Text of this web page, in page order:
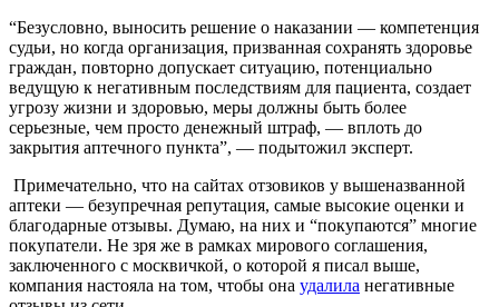
“Безусловно, выносить решение о наказании — компетенция
судьи, но когда организация, призванная сохранять здоровье
граждан, повторно допускает ситуацию, потенциально
ведущую к негативным последствиям для пациента, создает
угрозу жизни и здоровью, меры должны быть более
серьезные, чем просто денежный штраф, — вплоть до
закрытия аптечного пункта”, — подытожил эксперт.
Примечательно, что на сайтах отзовиков у вышеназванной
аптеки — безупречная репутация, самые высокие оценки и
благодарные отзывы. Думаю, на них и “покупаются” многие
покупатели. Не зря же в рамках мирового соглашения,
заключенного с москвичкой, о которой я писал выше,
компания настояла на том, чтобы она удалила негативные